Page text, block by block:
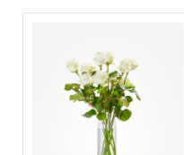
Groot (13)